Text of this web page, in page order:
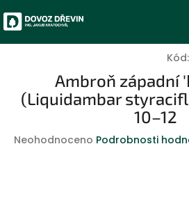
na
obsah
Kód:
Ambroň západní
(Liquidambar
10–12
Průměrné
Neohodnoceno Podrobnosti